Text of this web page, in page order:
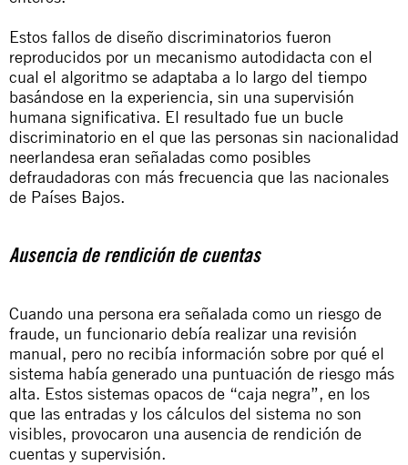
Estos fallos de diseño discriminatorios fueron
reproducidos por un mecanismo autodidacta con el
cual el algoritmo se adaptaba a lo largo del tiempo
basándose en la experiencia, sin una supervisión
humana significativa. El resultado fue un bucle
discriminatorio en el que las personas sin nacionalidad
neerlandesa eran señaladas como posibles
defraudadoras con más frecuencia que las nacionales
de Países Bajos.
Ausencia de rendición de cuentas
Cuando una persona era señalada como un riesgo de
fraude, un funcionario debía realizar una revisión
manual, pero no recibía información sobre por qué el
sistema había generado una puntuación de riesgo más
alta. Estos sistemas opacos de “caja negra”, en los
que las entradas y los cálculos del sistema no son
visibles, provocaron una ausencia de rendición de
cuentas y supervisión.